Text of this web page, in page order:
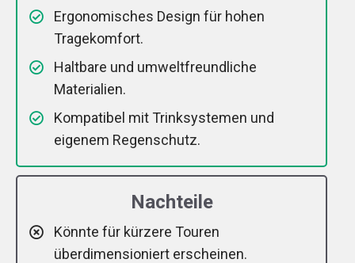
Ergonomisches Design für hohen
Tragekomfort.
Haltbare und umweltfreundliche
Materialien.
Kompatibel mit Trinksystemen und
eigenem Regenschutz.
Nachteile
Könnte für kürzere Touren
überdimensioniert erscheinen.